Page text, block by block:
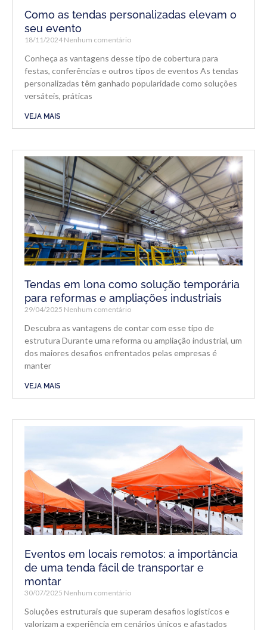
Como as tendas personalizadas elevam o
seu evento
18/11/2024 Nenhum comentário
Conheça as vantagens desse tipo de cobertura para
festas, conferências e outros tipos de eventos As tendas
personalizadas têm ganhado popularidade como soluções
versáteis, práticas
VEJA MAIS
Tendas em lona como solução temporária
para reformas e ampliações industriais
29/04/2025 Nenhum comentário
Descubra as vantagens de contar com esse tipo de
estrutura Durante uma reforma ou ampliação industrial, um
dos maiores desafios enfrentados pelas empresas é
manter
VEJA MAIS
Eventos em locais remotos: a importância
de uma tenda fácil de transportar e
montar
30/07/2025 Nenhum comentário
Soluções estruturais que superam desafios logísticos e
valorizam a experiência em cenários únicos e afastados